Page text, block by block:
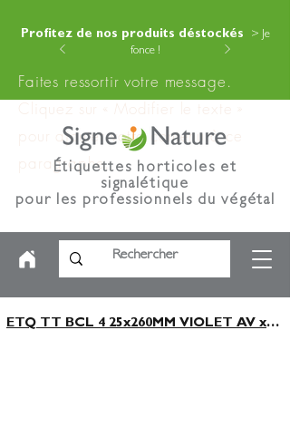
Profitez de nos produits déstockés
> Je
fonce !
Faites ressortir votre message.
Cliquez sur « Modifier le texte »
pour ajouter votre contenu à ce
paragraphe.
Étiquettes horticoles et
signalétique
pour les professionnels du végétal
ETQ TT BCL 4 25x260MM VIOLET AV x2000